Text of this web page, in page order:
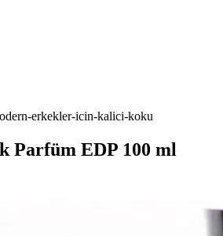
erkekler-icin-kalici-koku
Parfüm EDP 100 ml